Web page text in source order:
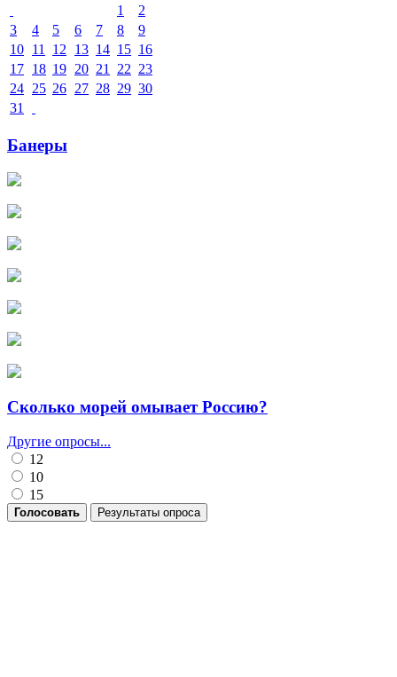
1
2
3
4 5 6 7 8
9
10 11 12 13 14 15 16
17 18 19 20 21 22 23
24 25 26 27 28 29 30
31
Банеры
Сколько морей омывает Россию?
Другие опросы...
12
10
15
Голосовать Результаты опроса